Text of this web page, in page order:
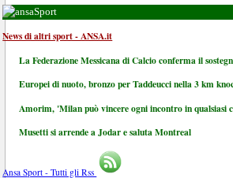
Sport
News di altri sport - ANSA.it
La Federazione Messicana di Calcio conferma il
Europei di nuoto, bronzo per Taddeucci nella 3 km
Amorim, 'Milan può vincere ogni incontro in qualsiasi
Musetti si arrende a Jodar e saluta Montreal
Ansa Sport - Tutti gli Rss